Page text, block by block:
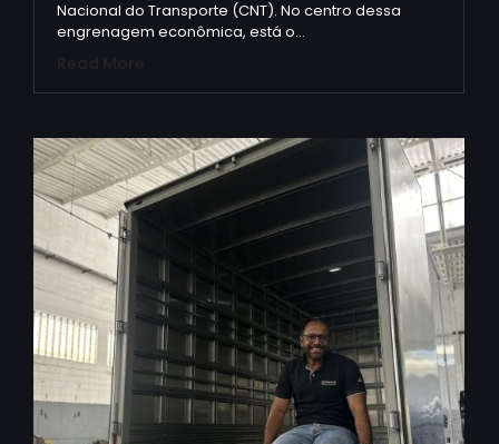
Nacional do Transporte (CNT). No centro dessa
engrenagem econômica, está o…